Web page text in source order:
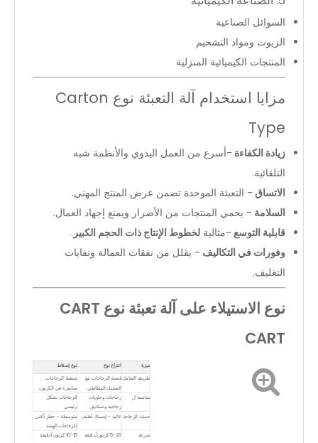
السوائل الصناعية
الزيوت ومواد التشحيم
المنتجات الكيميائية المنزلية
مزايا استخدام آلة التعبئة نوع Carton
Type
زيادة الكفاءة -أسرع من العمل اليدوي والأنظمة شبه
التلقائية.
الاتساق - التعبئة الموحدة تضمن عرض المنتج المهني.
السلامة - يحمي المنتجات من الأضرار ويمنع إجهاد العمال.
قابلية التوسع -مثالية لخطوط الإنتاج ذات الحجم الكبير .
وفورات في التكاليف - يقلل من نفقات العمالة ونفايات
التغليف.
نوع الاستيلاء على آلة تعبئة نوع CART
CART
ميزة انتزاع نوع
نوع إسقاط
طريقة التعاملقبضة الزجاجات مع
المشبك المطاطي
تسقط الزجاجات
مباشرة في الكرتون
مناسبة ل
زجاجات وحاويات
زجاجية وصناديق
الزجاجات بشكل
رئيسي
حماية الزجاجة عالية - إمساك لطيف متوسطة - خطر أعلى
للزجاجات الهشة
سرعة
5-20 كرتون/دقيقة 10-15 كرتون/دقيقة